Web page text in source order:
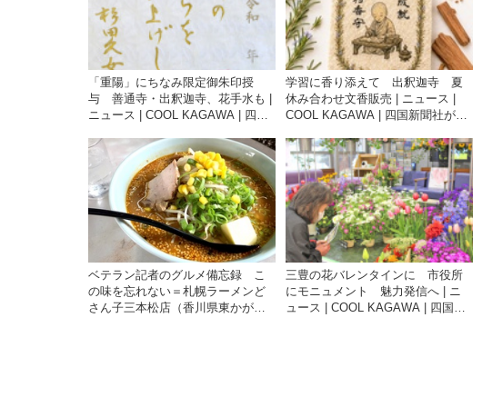
「重陽」にちなみ限定御朱印授
与 善通寺・出釈迦寺、花手水も |
ニュース | COOL KAGAWA | 四国
サイト
学習に香り添えて 出釈迦寺 夏
休み合わせ文香販売 | ニュース |
COOL KAGAWA | 四国新聞社が提
ベテラン記者のグルメ備忘録 こ
の味を忘れない＝札幌ラーメンど
さん子三本松店（香川県東かがわ
三豊の花バレンタインに 市役所
にモニュメント 魅力発信へ | ニ
ュース | COOL KAGAWA | 四国新